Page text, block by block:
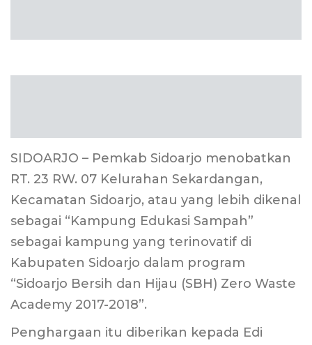
SIDOARJO – Pemkab Sidoarjo menobatkan
RT. 23 RW. 07 Kelurahan Sekardangan,
Kecamatan Sidoarjo, atau yang lebih dikenal
sebagai “Kampung Edukasi Sampah”
sebagai kampung yang terinovatif di
Kabupaten Sidoarjo dalam program
“Sidoarjo Bersih dan Hijau (SBH) Zero Waste
Academy 2017-2018”.
Penghargaan itu diberikan kepada Edi